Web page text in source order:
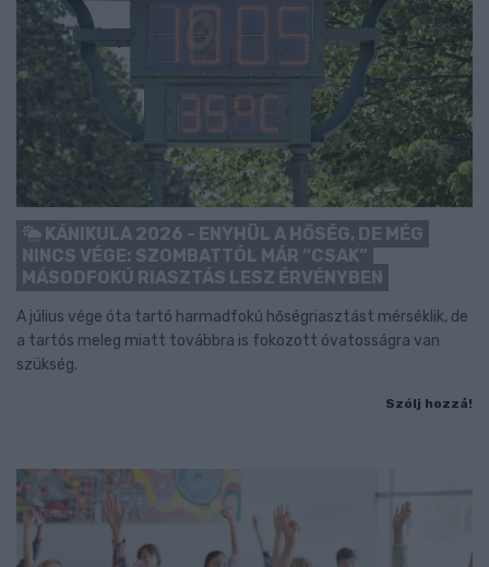
KÁNIKULA 2026 - ENYHÜL A HŐSÉG, DE MÉG
NINCS VÉGE: SZOMBATTÓL MÁR “CSAK”
MÁSODFOKÚ RIASZTÁS LESZ ÉRVÉNYBEN
A július vége óta tartó harmadfokú hőségriasztást mérséklik, de
a tartós meleg miatt továbbra is fokozott óvatosságra van
szükség.
Szólj hozzá!